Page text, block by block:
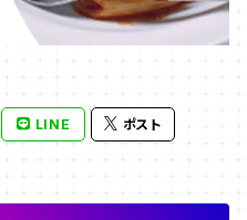
LINE ポスト